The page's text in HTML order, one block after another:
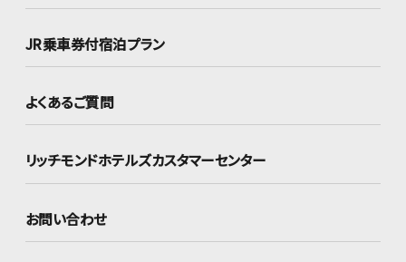
JR乗車券付宿泊プラン
よくあるご質問
リッチモンドホテルズカスタマーセンター
お問い合わせ